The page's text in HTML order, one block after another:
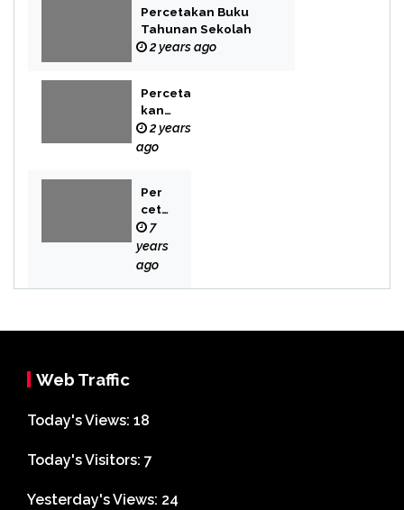
Percetakan Buku
Tahunan Sekolah
2 years ago
Perceta
kan
Buku
Novel
2 years
ago
Per
cet
aka
n
Bek
7
years
ago
Web Traffic
Today's Views: 18
Today's Visitors: 7
Yesterday's Views: 24